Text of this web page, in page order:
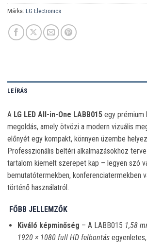
Márka: LG Electronics
LEÍRÁS
A LG LED All-in-One LABB015 egy prémium
megoldás, amely ötvözi a modern vizuális
előnyét egy kompakt, könnyen üzembe
Professzionális beltéri alkalmazásokhoz
tartalom kiemelt szerepet kap – legyen szó
bemutatótermekben, konferenciatermekben
történő használatról.
FŐBB JELLEMZŐK
Kiváló képminőség – A LABB015 1,58
1920 × 1080 full HD felbontás